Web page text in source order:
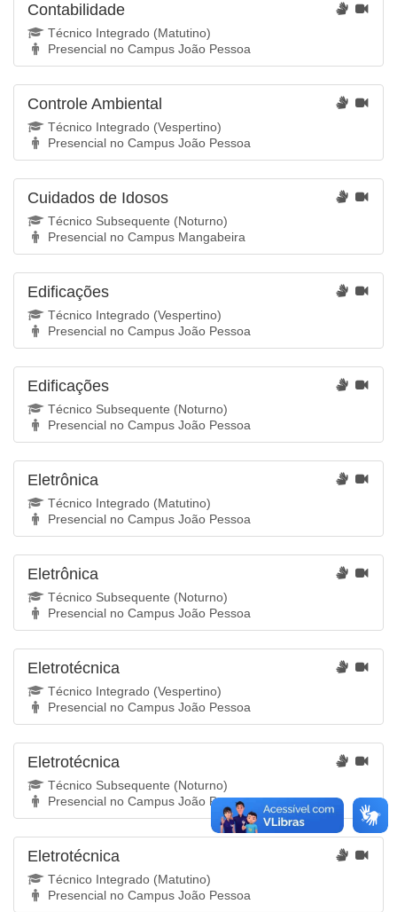
Contabilidade
Técnico Integrado (Matutino)
Presencial no Campus João Pessoa
Controle Ambiental
Técnico Integrado (Vespertino)
Presencial no Campus João Pessoa
Cuidados de Idosos
Técnico Subsequente (Noturno)
Presencial no Campus Mangabeira
Edificações
Técnico Integrado (Vespertino)
Presencial no Campus João Pessoa
Edificações
Técnico Subsequente (Noturno)
Presencial no Campus João Pessoa
Eletrônica
Técnico Integrado (Matutino)
Presencial no Campus João Pessoa
Eletrônica
Técnico Subsequente (Noturno)
Presencial no Campus João Pessoa
Eletrotécnica
Técnico Integrado (Vespertino)
Presencial no Campus João Pessoa
Eletrotécnica
Técnico Subsequente (Noturno)
Presencial no Campus João Pessoa
Eletrotécnica
Técnico Integrado (Matutino)
Presencial no Campus João Pessoa